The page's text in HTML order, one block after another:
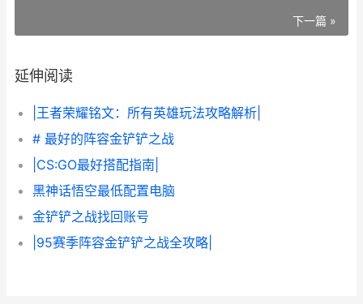
下一篇 »
延伸阅读
|王者荣耀铭文：所有英雄玩法攻略解析|
# 最好的阵容金铲铲之战
|CS:GO最好搭配指南|
黑神话悟空最低配置电脑
金铲铲之战找回账号
|95赛季阵容金铲铲之战全攻略|